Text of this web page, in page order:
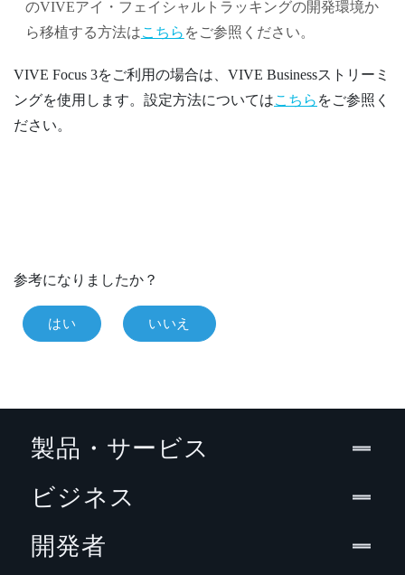
のVIVEアイ・フェイシャルトラッキングの開発環境か
ら移植する方法はこちら をご参照ください。
VIVE Focus 3をご利用の場合は、 VIVE Businessストリーミ
ングを使用します。設定方法についてはこちら をご参照く
ださい。
参考になりましたか？
はい いいえ
製品・サービス
ビジネス
開発者